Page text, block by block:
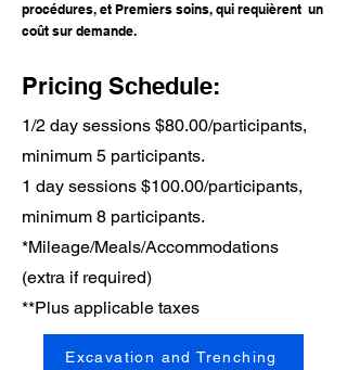
procédures, et Premiers soins, qui requièrent un
coût sur demande.
Pricing Schedule:
1/2 day sessions $80.00/participants,
minimum 5 participants.
1 day sessions $100.00/participants,
minimum 8 participants.
*Mileage/Meals/Accommodations
(extra if required)
**Plus applicable taxes
Excavation and Trenching